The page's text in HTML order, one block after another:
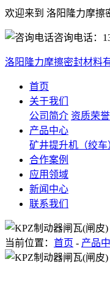
欢迎来到 洛阳隆力摩擦
咨询电话：
洛阳隆力摩擦密封材料
首页
关于我们
公司简介 资质荣誉
产品中心
矿井提升机（绞车
合作案例
应用领域
新闻中心
联系我们
当前位置： 首页 - 产品